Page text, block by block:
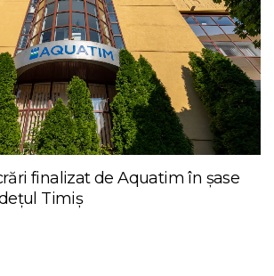
finalizat de Aquatim în șase
Timiș